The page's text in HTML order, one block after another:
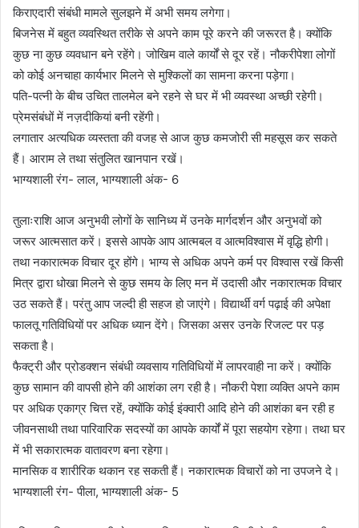
किराएदारी संबंधी मामले सुलझने में अभी समय लगेगा।
बिजनेस में बहुत व्यवस्थित तरीके से अपने काम पूरे करने की जरूरत है। क्योंकि
कुछ ना कुछ व्यवधान बने रहेंगे। जोखिम वाले कार्यों से दूर रहें। नौकरीपेशा लोगों
को कोई अनचाहा कार्यभार मिलने से मुश्किलों का सामना करना पड़ेगा।
पति-पत्नी के बीच उचित तालमेल बने रहने से घर में भी व्यवस्था अच्छी रहेगी।
प्रेमसंबंधों में नज़दीकियां बनी रहेंगी।
लगातार अत्यधिक व्यस्तता की वजह से आज कुछ कमजोरी सी महसूस कर सकते
हैं। आराम ले तथा संतुलित खानपान रखें।
भाग्यशाली रंग- लाल, भाग्यशाली अंक- 6
तुलाःराशि आज अनुभवी लोगों के सानिध्य में उनके मार्गदर्शन और अनुभवों को
जरूर आत्मसात करें। इससे आपके आप आत्मबल व आत्मविश्वास में वृद्धि होगी।
तथा नकारात्मक विचार दूर होंगे। भाग्य से अधिक अपने कर्म पर विश्वास रखें किसी
मित्र द्वारा धोखा मिलने से कुछ समय के लिए मन में उदासी और नकारात्मक विचार
उठ सकते हैं। परंतु आप जल्दी ही सहज हो जाएंगे। विद्यार्थी वर्ग पढ़ाई की अपेक्षा
फालतू गतिविधियों पर अधिक ध्यान देंगे। जिसका असर उनके रिजल्ट पर पड़
सकता है।
फैक्ट्री और प्रोडक्शन संबंधी व्यवसाय गतिविधियों में लापरवाही ना करें। क्योंकि
कुछ सामान की वापसी होने की आशंका लग रही है। नौकरी पेशा व्यक्ति अपने काम
पर अधिक एकाग्र चित्त रहें, क्योंकि कोई इंक्वारी आदि होने की आशंका बन रही ह
जीवनसाथी तथा पारिवारिक सदस्यों का आपके कार्यों में पूरा सहयोग रहेगा। तथा घर
में भी सकारात्मक वातावरण बना रहेगा।
मानसिक व शारीरिक थकान रह सकती हैं। नकारात्मक विचारों को ना उपजने दे।
भाग्यशाली रंग- पीला, भाग्यशाली अंक- 5